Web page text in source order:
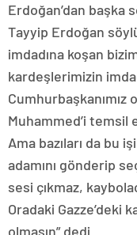
Erdoğan’dan başka
Tayyip Erdoğan
imdadına koşan
kardeşlerimizin
Cumhurbaşkanımız
Muhammed’i temsil
Ama bazıları da bu
adamını gönderip
sesi çıkmaz,
Oradaki Gazze’deki
olmasın” dedi.